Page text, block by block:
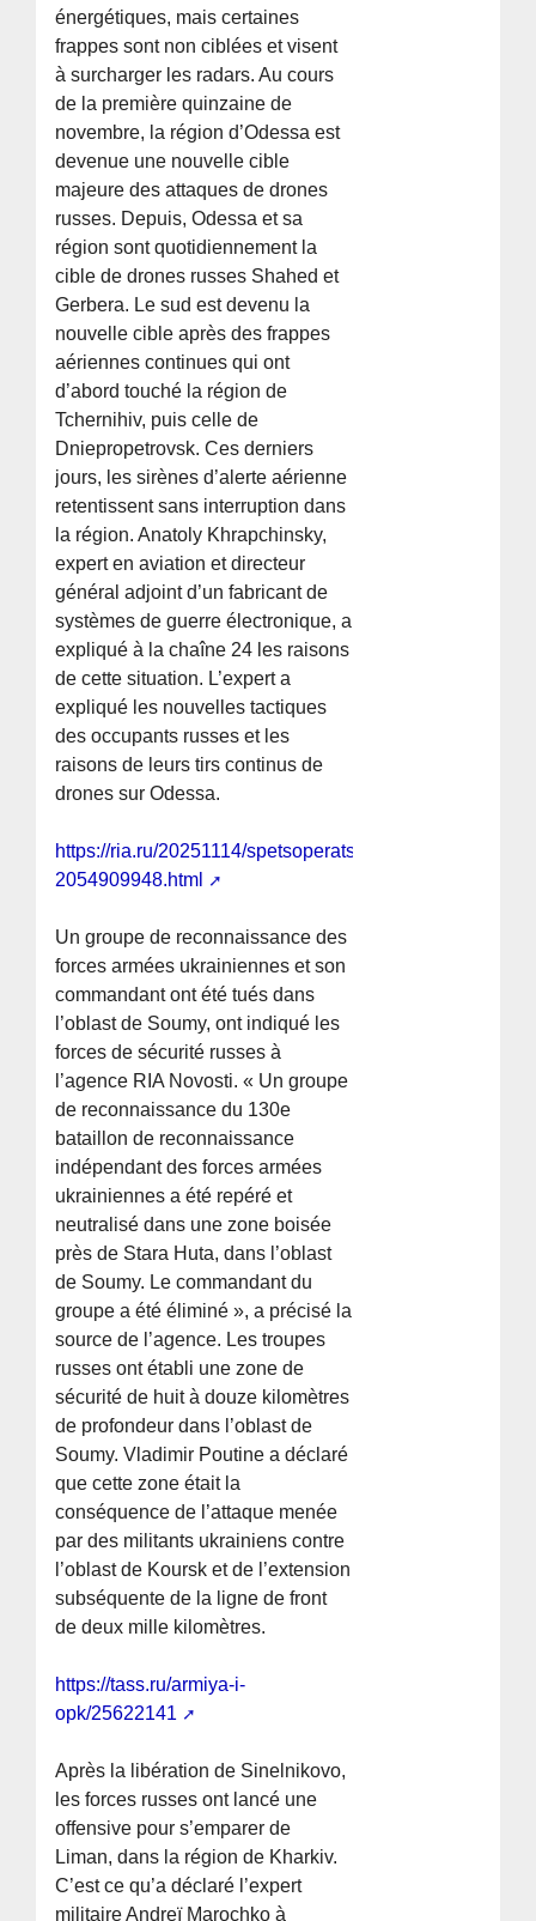
énergétiques, mais certaines
frappes sont non ciblées et visent
à surcharger les radars. Au cours
de la première quinzaine de
novembre, la région d’Odessa est
devenue une nouvelle cible
majeure des attaques de drones
russes. Depuis, Odessa et sa
région sont quotidiennement la
cible de drones russes Shahed et
Gerbera. Le sud est devenu la
nouvelle cible après des frappes
aériennes continues qui ont
d’abord touché la région de
Tchernihiv, puis celle de
Dniepropetrovsk. Ces derniers
jours, les sirènes d’alerte aérienne
retentissent sans interruption dans
la région. Anatoly Khrapchinsky,
expert en aviation et directeur
général adjoint d’un fabricant de
systèmes de guerre électronique, a
expliqué à la chaîne 24 les raisons
de cette situation. L’expert a
expliqué les nouvelles tactiques
des occupants russes et les
raisons de leurs tirs continus de
drones sur Odessa.
https://ria.ru/20251114/spetsoperatsiya-
2054909948.html
Un groupe de reconnaissance des
forces armées ukrainiennes et son
commandant ont été tués dans
l’oblast de Soumy, ont indiqué les
forces de sécurité russes à
l’agence RIA Novosti. « Un groupe
de reconnaissance du 130e
bataillon de reconnaissance
indépendant des forces armées
ukrainiennes a été repéré et
neutralisé dans une zone boisée
près de Stara Huta, dans l’oblast
de Soumy. Le commandant du
groupe a été éliminé », a précisé la
source de l’agence. Les troupes
russes ont établi une zone de
sécurité de huit à douze kilomètres
de profondeur dans l’oblast de
Soumy. Vladimir Poutine a déclaré
que cette zone était la
conséquence de l’attaque menée
par des militants ukrainiens contre
l’oblast de Koursk et de l’extension
subséquente de la ligne de front
de deux mille kilomètres.
https://tass.ru/armiya-i-
opk/25622141
Après la libération de Sinelnikovo,
les forces russes ont lancé une
offensive pour s’emparer de
Liman, dans la région de Kharkiv.
C’est ce qu’a déclaré l’expert
militaire Andreï Marochko à